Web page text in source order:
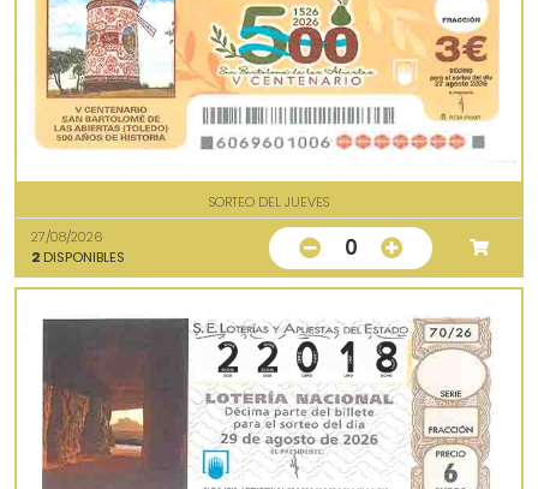
SORTEO DEL JUEVES
27/08/2026
2 DISPONIBLES 0